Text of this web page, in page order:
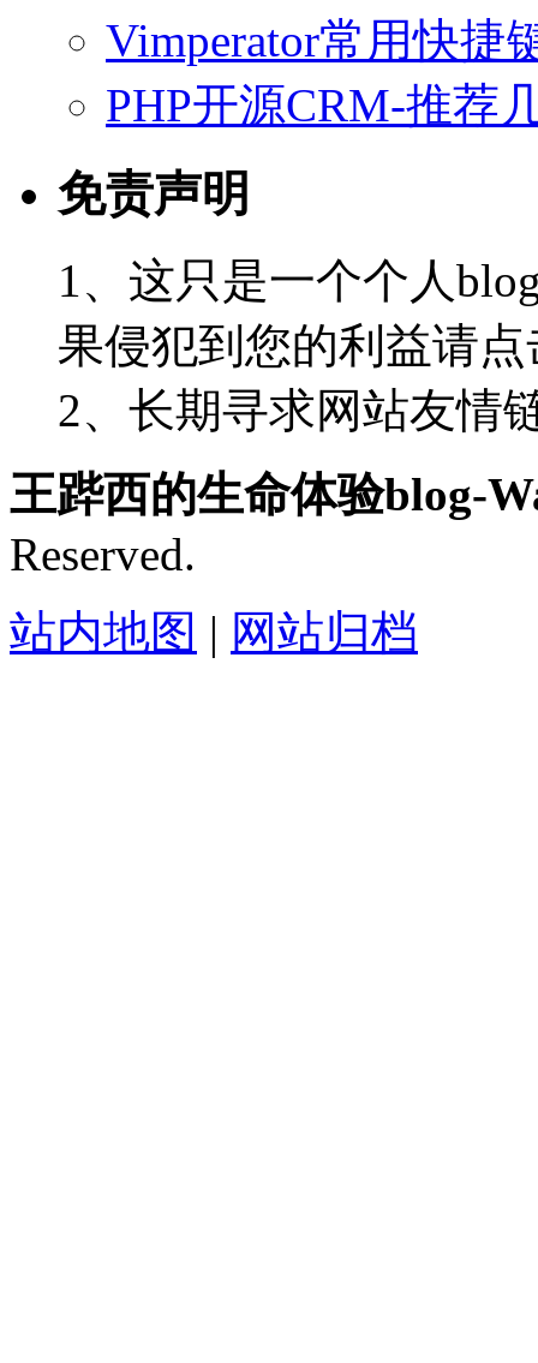
Vimperator常用快捷
PHP开源CRM-推荐
免责声明
1、这只是一个个人
果侵犯到您的利益请
2、长期寻求网站友情
王跸西的生命体验blog-
Reserved.
站内地图 | 网站归档